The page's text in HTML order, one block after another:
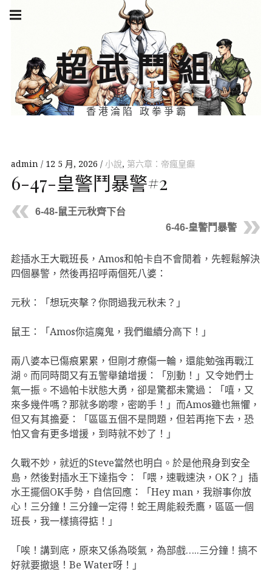
Skip
超武鬥組
香港淪陷 政拳爭霸
navigation
admin 12 5 月, 2026 小說, 第六章：帝瘋皇癲
6-47-皇警鬥暴警#2
6-48-鼠王元秋齊下台
6-46-皇警鬥暴警
趁插水王大戰班長，Amos和帕卡自不會閒着，先輕鬆解決
四個暴警，然後再招呼兩個死八婆：
元秋：「想玩夾擊？你問過我元秋未？」
鼠王：「Amos你這魔鬼，我們繼續分高下！」
兩八婆本已傷痕累累，但剛才療傷一輪，還能勉強再戰江
湖。而同時間又有五警舉鎗增援：「別動！」又令她們士
氣一振。不過帕卡狀態大勇，卻是驚都未驚過：「嘻，又
來多幾件嗎？那就多啲嚟，密啲手！」而Amos雖也無懼，
但又有其擔憂：「區區五個不是問題，但若再拖下去，恐
怕又會有更多增援，到時就不妙了！」
久戰不妙，就近的Steve當然也明白。於是他飛身到安全
島，然後對插水王下達指令：「喂，速戰速決，OK？」插
水王擺個OK手勢，自信回應：「Hey man，我辦事你放
心！三分鐘！三分鐘一定得！蛇王周能殺禿鷹，區區一個
班長，我一樣搞得掂！」
「唉！講到底，原來又係為啖氣，為部戲…..三分鐘！搞不
好就要撤退！Be Water呀！」